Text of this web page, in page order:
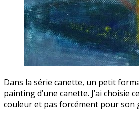
Dans la série canette, un petit
painting d’une canette. J’ai choisie
couleur et pas forcément pour son